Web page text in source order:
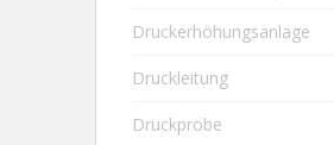
Druckerhöhungsanlage
Druckleitung
Druckprobe